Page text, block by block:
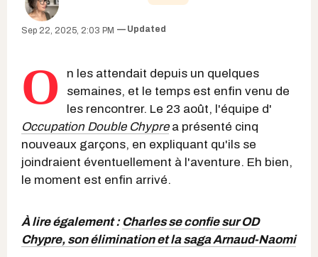
Sep 22, 2025, 2:03 PM Updated
O
n les attendait depuis un quelques
semaines, et le temps est enfin venu de
les rencontrer. Le 23 août, l'équipe d'
Occupation Double Chypre a présenté cinq
nouveaux garçons, en expliquant qu'ils se
joindraient éventuellement à l'aventure. Eh bien,
le moment est enfin arrivé.
À lire également : Charles se confie sur OD
Chypre, son élimination et la saga Arnaud-Naomi